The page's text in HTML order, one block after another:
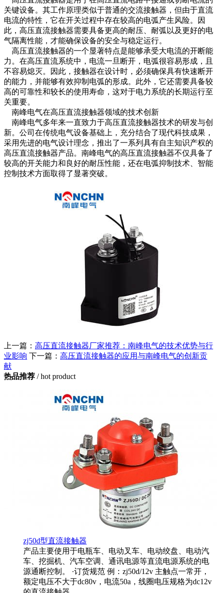
关键设备。其工作原理类似于普通的交流接触器，但由于直流
电流的特性，它在开关过程中存在较高的电弧产生风险。因
此，高压直流接触器需要具备更高的耐压、耐弧以及更好的电
气隔离性能，才能确保设备的安全与稳定运行。
高压直流接触器的一个显著特点是能够承受大电流的开断能
力。在高压直流系统中，电流一旦断开，电弧很容易形成，且
不容易熄灭。因此，接触器在设计时，必须确保具有快速断开
的能力，并能够有效抑制电弧的形成。此外，它还需要具备较
高的可靠性和较长的使用寿命，这对于电力系统的长期运行至
关重要。
南峰电气在高压直流接触器领域的技术创新
南峰电气多年来一直致力于高压直流接触器技术的研发与创
新。公司在传统电气设备基础上，充分结合了现代科技成果，
采用先进的电气设计理念，推出了一系列具有自主知识产权的
高压直流接触器产品。南峰电气的高压直流接触器不仅具备了
较高的开关能力和良好的耐压性能，还在电弧抑制技术、智能
控制技术方面取得了显著突破。
上一篇： 高压直流接触器厂家推荐：南峰电气的技术优势与行
业影响 下一篇： 高压直流接触器的应用与南峰电气的创新贡
献
热品推荐 / hot product
zj50d型直流接触器
产品主要使用于电瓶车、电动叉车、电动绞盘、电动汽
车、挖掘机、汽车空调、通讯电源等直流电源系统的电
源通断控制。 ·订货规范 例：zj50d/12v 主触点一常开，
额定电压不大于dc80v，电流50a，线圈电压规格为dc12v